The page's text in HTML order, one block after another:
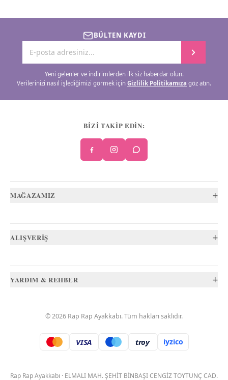
BÜLTEN KAYDI
Yeni gelenler ve indirimlerden ilk siz haberdar olun.
Verilerinizi nasıl işlediğimizi görmek için Gizlilik Politikamıza göz atın.
BİZİ TAKİP EDİN:
MAĞAZAMIZ +
ALIŞVERİŞ +
YARDIM & REHBER +
©2026 Rap Rap Ayakkabı. Tüm hakları saklıdır.
VISA troy. iyzico
Rap Rap Ayakkabı · ELMALI MAH. ŞEHİT BİNBAŞI CENGİZ TOYTUNÇ CAD.